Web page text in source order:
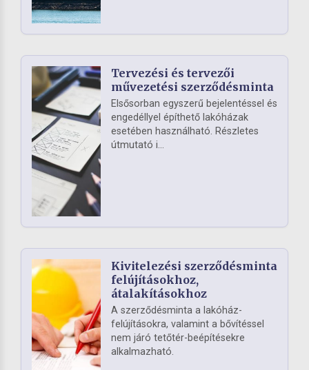
Tervezési és tervezői
művezetési szerződésminta
Elsősorban egyszerű bejelentéssel és
engedéllyel építhető lakóházak
esetében használható. Részletes
útmutató i...
Kivitelezési szerződésminta
felújításokhoz,
átalakításokhoz
A szerződésminta a lakóház-
felújításokra, valamint a bővítéssel
nem járó tetőtér-beépítésekre
alkalmazható.